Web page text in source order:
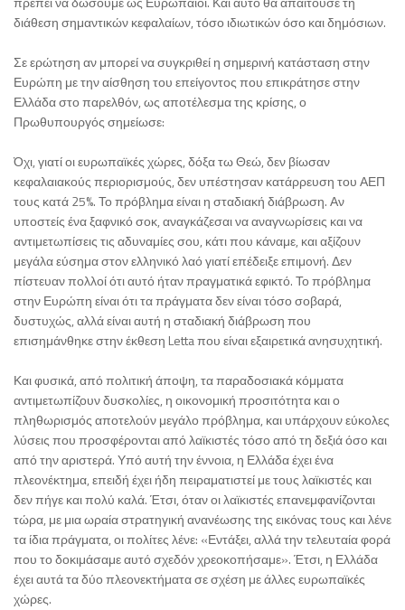
διάθεση σημαντικών κεφαλαίων, τόσο ιδιωτικών όσο και δημόσιων.
Σε ερώτηση αν μπορεί να συγκριθεί η σημερινή κατάσταση στην
Ευρώπη με την αίσθηση του επείγοντος που επικράτησε στην
Ελλάδα στο παρελθόν, ως αποτέλεσμα της κρίσης, ο
Πρωθυπουργός σημείωσε:
Όχι, γιατί οι ευρωπαϊκές χώρες, δόξα τω Θεώ, δεν βίωσαν
κεφαλαιακούς περιορισμούς, δεν υπέστησαν κατάρρευση του ΑΕΠ
τους κατά 25%. Το πρόβλημα είναι η σταδιακή διάβρωση. Αν
υποστείς ένα ξαφνικό σοκ, αναγκάζεσαι να αναγνωρίσεις και να
αντιμετωπίσεις τις αδυναμίες σου, κάτι που κάναμε, και αξίζουν
μεγάλα εύσημα στον ελληνικό λαό γιατί επέδειξε επιμονή. Δεν
πίστευαν πολλοί ότι αυτό ήταν πραγματικά εφικτό. Το πρόβλημα
στην Ευρώπη είναι ότι τα πράγματα δεν είναι τόσο σοβαρά,
δυστυχώς, αλλά είναι αυτή η σταδιακή διάβρωση που
επισημάνθηκε στην έκθεση Letta που είναι εξαιρετικά ανησυχητική.
Και φυσικά, από πολιτική άποψη, τα παραδοσιακά κόμματα
αντιμετωπίζουν δυσκολίες, η οικονομική προσιτότητα και ο
πληθωρισμός αποτελούν μεγάλο πρόβλημα, και υπάρχουν εύκολες
λύσεις που προσφέρονται από λαϊκιστές τόσο από τη δεξιά όσο και
από την αριστερά. Υπό αυτή την έννοια, η Ελλάδα έχει ένα
πλεονέκτημα, επειδή έχει ήδη πειραματιστεί με τους λαϊκιστές και
δεν πήγε και πολύ καλά. Έτσι, όταν οι λαϊκιστές επανεμφανίζονται
τώρα, με μια ωραία στρατηγική ανανέωσης της εικόνας τους και λένε
τα ίδια πράγματα, οι πολίτες λένε: «Εντάξει, αλλά την τελευταία φορά
που το δοκιμάσαμε αυτό σχεδόν χρεοκοπήσαμε». Έτσι, η Ελλάδα
έχει αυτά τα δύο πλεονεκτήματα σε σχέση με άλλες ευρωπαϊκές
χώρες.